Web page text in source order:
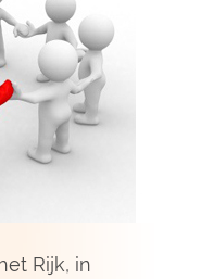
Rijk, in